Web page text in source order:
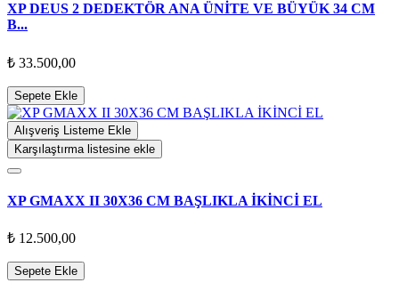
XP DEUS 2 DEDEKTÖR ANA ÜNİTE VE BÜYÜK 34 CM
B...
₺ 33.500,00
Sepete Ekle
Alışveriş Listeme Ekle
Karşılaştırma listesine ekle
XP GMAXX II 30X36 CM BAŞLIKLA İKİNCİ EL
₺ 12.500,00
Sepete Ekle